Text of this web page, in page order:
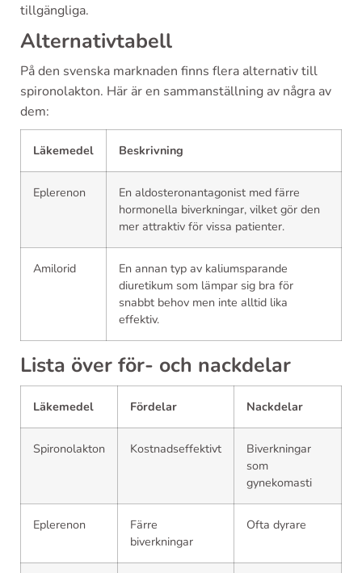
tillgängliga.
Alternativtabell
På den svenska marknaden finns flera alternativ till
spironolakton. Här är en sammanställning av några av
dem:
Läkemedel Beskrivning
Eplerenon
En aldosteronantagonist med färre
hormonella biverkningar, vilket gör den
mer attraktiv för vissa patienter.
Amilorid
En annan typ av kaliumsparande
diuretikum som lämpar sig bra för
snabbt behov men inte alltid lika
effektiv.
Lista över för- och nackdelar
Läkemedel Fördelar Nackdelar
Spironolakton Kostnadseffektivt
Biverkningar
som
gynekomasti
Eplerenon
Färre
biverkningar
Ofta dyrare